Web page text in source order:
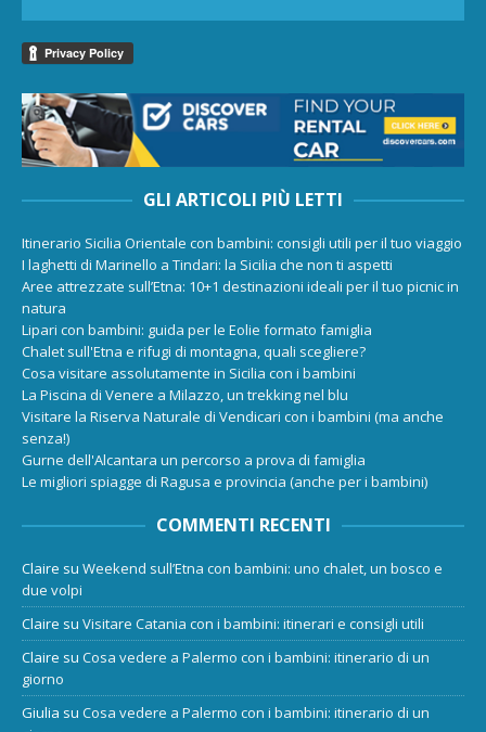
GLI ARTICOLI PIÙ LETTI
Itinerario Sicilia Orientale con bambini: consigli utili per il tuo viaggio
I laghetti di Marinello a Tindari: la Sicilia che non ti aspetti
Aree attrezzate sull’Etna: 10+1 destinazioni ideali per il tuo picnic in
natura
Lipari con bambini: guida per le Eolie formato famiglia
Chalet sull'Etna e rifugi di montagna, quali scegliere?
Cosa visitare assolutamente in Sicilia con i bambini
La Piscina di Venere a Milazzo, un trekking nel blu
Visitare la Riserva Naturale di Vendicari con i bambini (ma anche
senza!)
Gurne dell'Alcantara un percorso a prova di famiglia
Le migliori spiagge di Ragusa e provincia (anche per i bambini)
COMMENTI RECENTI
Claire su Weekend sull’Etna con bambini: uno chalet, un bosco e
due volpi
Claire su Visitare Catania con i bambini: itinerari e consigli utili
Claire su Cosa vedere a Palermo con i bambini: itinerario di un
giorno
Giulia su Cosa vedere a Palermo con i bambini: itinerario di un